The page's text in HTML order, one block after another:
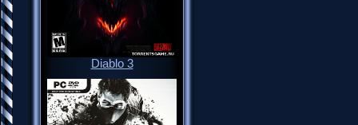
Diablo 3